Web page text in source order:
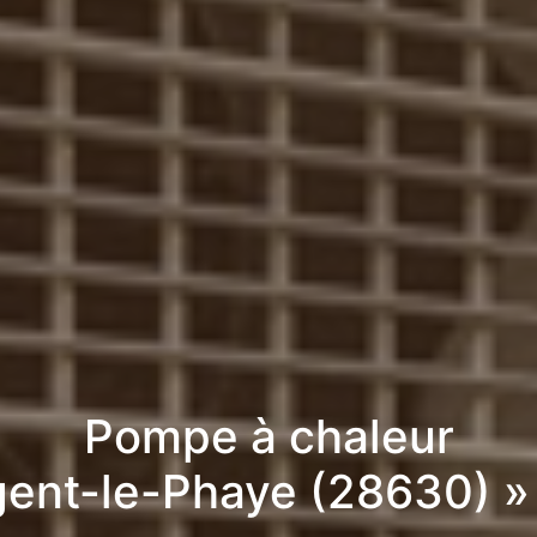
Pompe à chaleur
le-Phaye (28630)